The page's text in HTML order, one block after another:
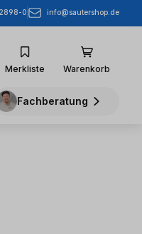
0 info@sautershop.de
Merkliste Warenkorb
Fachberatung